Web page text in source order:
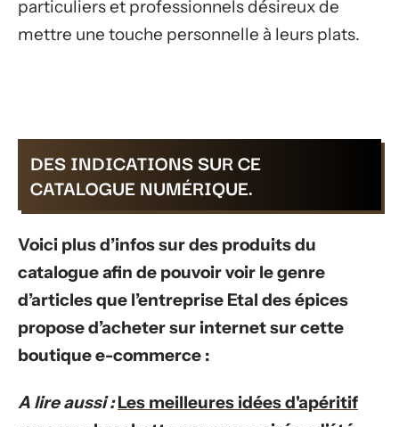
particuliers et professionnels désireux de
mettre une touche personnelle à leurs plats.
DES INDICATIONS SUR CE
CATALOGUE NUMÉRIQUE.
Voici plus d’infos sur des produits du
catalogue afin de pouvoir voir le genre
d’articles que l’entreprise Etal des épices
propose d’acheter sur internet sur cette
boutique e-commerce :
A lire aussi : Les meilleures idées d'apéritif